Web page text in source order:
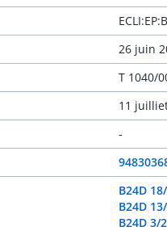
26 juin
T 1040/
11
-
B24D
B24D
B24D 3/